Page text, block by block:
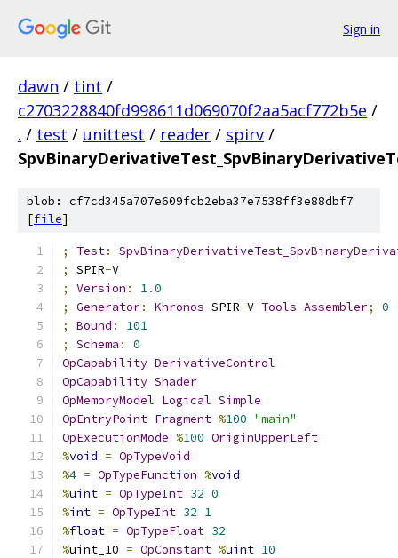
Sign in
dawn / tint /
c2703228840fd998611d069070f2aa5acf772b5e /
. / test / unittest / reader / spirv /
blob: cf7cd345a707e609fcb2eba37e7538ff3e88dbf7
[file]
; Test:
;
SPIR-V
;
Version :
1.0
;
Generator: Khronos SPIR-V Tools Assembler;
0
;
Bound :
101
;
Schema :
0
OpCapability DerivativeControl
OpCapability Shader
OpMemoryModel Logical Simple
OpEntryPoint Fragment %100 "main"
OpExecutionMode %100 OriginUpperLeft
%void = OpTypeVoid
%4 = OpTypeFunction %void
%uint = OpTypeInt 32 0
%int = OpTypeInt 32 1
%float = OpTypeFloat 32
%uint_10 = OpConstant %uint 10